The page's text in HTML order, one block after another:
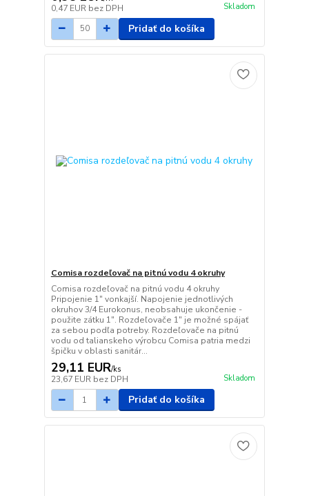
0,47 EUR bez DPH Skladom
Pridať do košíka
Comisa rozdeľovač na pitnú vodu 4 okruhy
Comisa rozdeľovač na pitnú vodu 4 okruhy
Pripojenie 1" vonkajší. Napojenie jednotlivých
okruhov 3/4 Eurokonus, neobsahuje ukončenie -
použite zátku 1". Rozdeľovače 1" je možné spájať
za sebou podľa potreby. Rozdeľovače na pitnú
vodu od talianskeho výrobcu Comisa patria medzi
špičku v oblasti sanitár...
29,11 EUR/ks
23,67 EUR bez DPH Skladom
Pridať do košíka